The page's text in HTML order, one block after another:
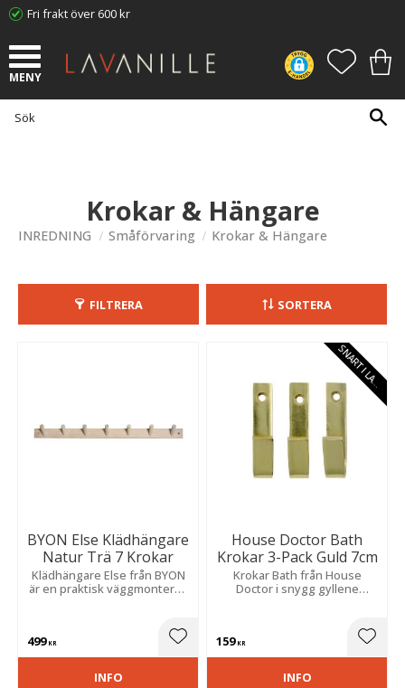
Fri frakt över 600 kr
Krokar & Hängare
INREDNING Småförvaring Krokar & Hängare
FILTRERA SORTERA
BYON Else Klädhängare
Natur Trä 7 Krokar
Klädhängare Else från BYON
är en praktisk väggmonterad
kläder och accessoarer.
499KR Lägg till i favoriter
INFO
House Doctor Bath
Krokar 3-Pack Guld 7cm
Krokar Bath från House
Doctor i snygg gyllene
och badrockar men även för
159KR
S
N
A
R
T
I
L
A
G
E
R
INFO